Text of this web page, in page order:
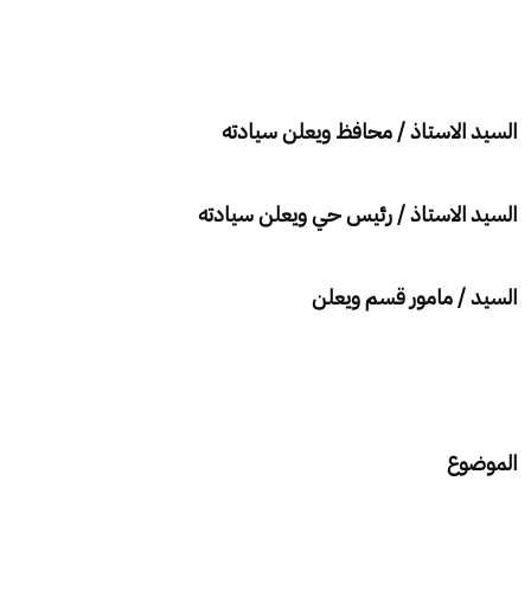
السيد الاستاذ / محافظ ويعلن سيادته
السيد الاستاذ / رئيس حي ويعلن سيادته
السيد / مامور قسم ويعلن
الموضوع